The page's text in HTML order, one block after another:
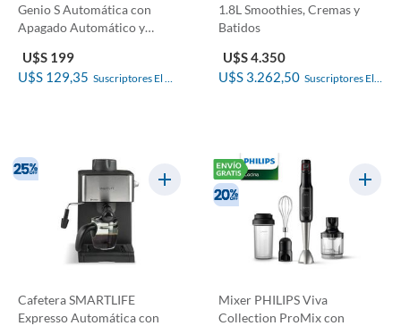
Genio S Automática con
Apagado Automático y
U$S 199
U$S 129,35 Suscriptores El
1.8L Smoothies, Cremas y
Batidos
U$S 4.350
U$S 3.262,50 Suscriptores El
Cafetera SMARTLIFE
Expresso Automática con
Mixer PHILIPS Viva
Collection ProMix con